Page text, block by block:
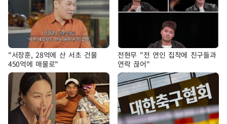
"서장훈, 28억에 산 서초 건물
450억에 매물로"
전현무 "전 연인 집착에 친구들과
연락 끊어"